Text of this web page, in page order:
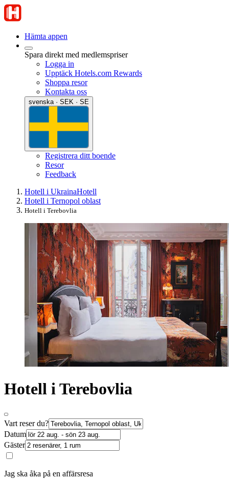
Hämta appen
Spara direkt med medlemspriser
Logga in
Upptäck Hotels.com Rewards
Shoppa resor
Kontakta oss
svenska · SEK · SE
Registrera ditt boende
Resor
Feedback
Hotell i UkrainaHotell
Hotell i Ternopol oblast
Hotell i Terebovlia
Hotell i Terebovlia
Vart reser du?
Datum
Gäster
Jag ska åka på en affärsresa